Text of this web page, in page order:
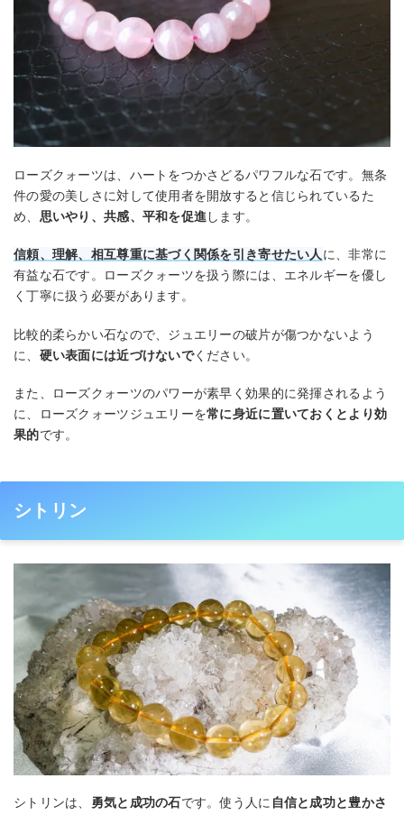
ローズクォーツは、ハートをつかさどるパワフルな石です。無条
件の愛の美しさに対して使用者を開放すると信じられているた
め、 思いやり、共感、平和を促進 します。
信頼、理解、相互尊重に基づく関係を引き寄せたい人 に、非常に
有益な石です。ローズクォーツを扱う際には、エネルギーを優し
く丁寧に扱う必要があります。
比較的柔らかい石なので、ジュエリーの破片が傷つかないよう
に、 硬い表面には近づけないでください。
また、ローズクォーツのパワーが素早く効果的に発揮されるよう
に、ローズクォーツジュエリーを常に身近に置いておくとより効
果的です。
シトリン
シトリンは、 勇気と成功の石です。使う人に 自信と成功と豊かさ